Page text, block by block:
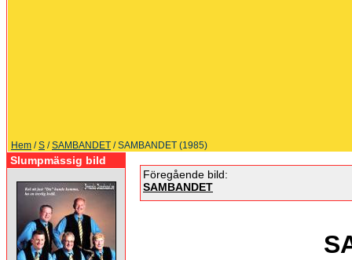
Hem /S /SAMBANDET / SAMBANDET (1985)
Slumpmässig bild
Föregående bild:
SAMBANDET